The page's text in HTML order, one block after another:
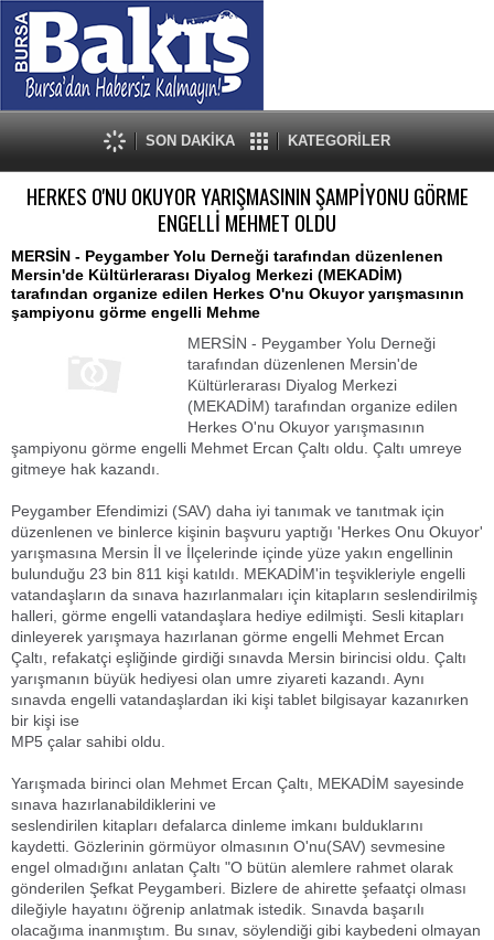
SON DAKİKA KATEGORİLER
HERKES O'NU OKUYOR YARIŞMASININ ŞAMPİYONU GÖRME
ENGELLİ MEHMET OLDU
MERSİN - Peygamber Yolu Derneği tarafından düzenlenen
Mersin'de Kültürlerarası Diyalog Merkezi (MEKADİM)
tarafından organize edilen Herkes O'nu Okuyor yarışmasının
şampiyonu görme engelli Mehme
MERSİN - Peygamber Yolu Derneği
tarafından düzenlenen Mersin'de
Kültürlerarası Diyalog Merkezi
(MEKADİM) tarafından organize edilen
Herkes O'nu Okuyor yarışmasının
şampiyonu görme engelli Mehmet Ercan Çaltı oldu. Çaltı umreye
gitmeye hak kazandı.
Peygamber Efendimizi (SAV) daha iyi tanımak ve tanıtmak için
düzenlenen ve binlerce kişinin başvuru yaptığı 'Herkes Onu Okuyor'
yarışmasına Mersin İl ve İlçelerinde içinde yüze yakın engellinin
bulunduğu 23 bin 811 kişi katıldı. MEKADİM'in teşvikleriyle engelli
vatandaşların da sınava hazırlanmaları için kitapların seslendirilmiş
halleri, görme engelli vatandaşlara hediye edilmişti. Sesli kitapları
dinleyerek yarışmaya hazırlanan görme engelli Mehmet Ercan
Çaltı, refakatçi eşliğinde girdiği sınavda Mersin birincisi oldu. Çaltı
yarışmanın büyük hediyesi olan umre ziyareti kazandı. Aynı
sınavda engelli vatandaşlardan iki kişi tablet bilgisayar kazanırken
bir kişi ise
MP5 çalar sahibi oldu.
Yarışmada birinci olan Mehmet Ercan Çaltı, MEKADİM sayesinde
sınava hazırlanabildiklerini ve
seslendirilen kitapları defalarca dinleme imkanı bulduklarını
kaydetti. Gözlerinin görmüyor olmasının O'nu(SAV) sevmesine
engel olmadığını anlatan Çaltı "O bütün alemlere rahmet olarak
gönderilen Şefkat Peygamberi. Bizlere de ahirette şefaatçi olması
dileğiyle hayatını öğrenip anlatmak istedik. Sınavda başarılı
olacağıma inanmıştım. Bu sınav, söylendiği gibi kaybedeni olmayan